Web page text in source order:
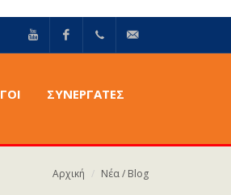
ΣΥΝΕΡΓΑΤΕΣ
Αρχική Νέα / Blog